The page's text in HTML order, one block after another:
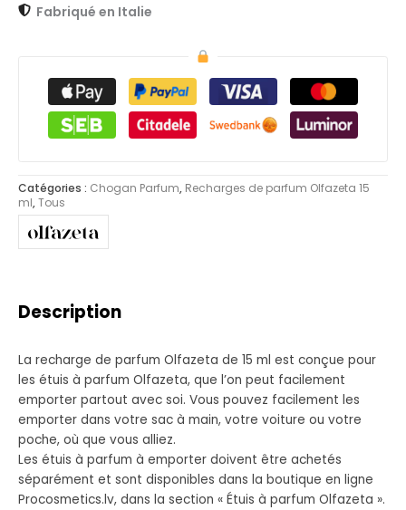
Fabriqué en Italie
Catégories : Chogan Parfum, Recharges de parfum Olfazeta 15
ml,Tous
Description
La recharge de parfum Olfazeta de 15 ml est conçue pour
les étuis à parfum Olfazeta, que l’on peut facilement
emporter partout avec soi. Vous pouvez facilement les
emporter dans votre sac à main, votre voiture ou votre
poche, où que vous alliez.
Les étuis à parfum à emporter doivent être achetés
séparément et sont disponibles dans la boutique en ligne
Procosmetics.lv, dans la section « Étuis à parfum Olfazeta ».